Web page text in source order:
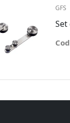
GFS